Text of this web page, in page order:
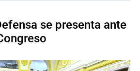
se presenta ante